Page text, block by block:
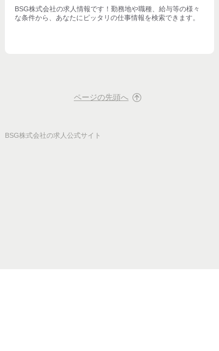
BSG株式会社の求人情報です！勤務地や職種、給与等の様々
な条件から、あなたにピッタリの仕事情報を検索できます。
ページの先頭へ
BSG株式会社の求人公式サイト